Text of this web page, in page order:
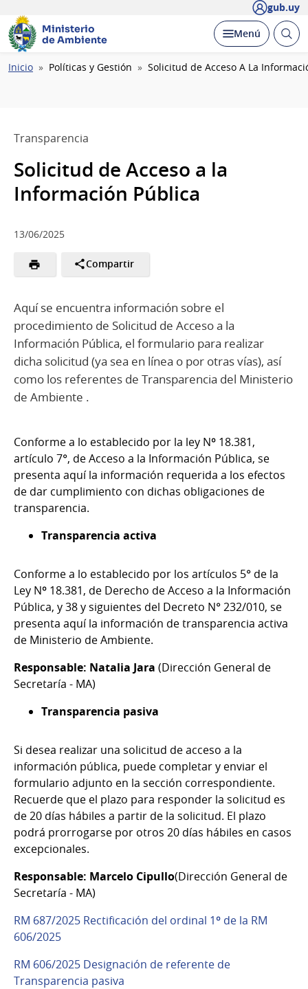
gub.uy
Ministerio
de Ambiente
Desplegar
Menú Abrir
Ruta
Inicio Políticas y Gestión Solicitud de Acceso A La
Transparencia
Solicitud de Acceso a la
Información Pública
13/06/2025
Compartir
Aquí se encuentra información sobre el
procedimiento de Solicitud de Acceso a la
Información Pública, el formulario para realizar
dicha solicitud (ya sea en línea o por otras vías), así
como los referentes de Transparencia del Ministerio
de Ambiente .
Conforme a lo establecido por la ley Nº 18.381,
artículo 7°, de Acceso a la Información Pública, se
presenta aquí la información requerida a los efectos
de dar cumplimiento con dichas obligaciones de
transparencia.
Transparencia activa
Conforme a lo establecido por los artículos 5° de la
Ley Nº 18.381, de Derecho de Acceso a la Información
Pública, y 38 y siguientes del Decreto N° 232/010, se
presenta aquí la información de transparencia activa
de Ministerio de Ambiente.
Responsable: Natalia Jara (Dirección General de
Secretaría - MA)
Transparencia pasiva
Si desea realizar una solicitud de acceso a la
información pública, puede completar y enviar el
formulario adjunto en la sección correspondiente.
Recuerde que el plazo para responder la solicitud es
de 20 días hábiles a partir de la solicitud. El plazo
podrá prorrogarse por otros 20 días hábiles en casos
excepcionales.
Responsable: Marcelo Cipullo(Dirección General de
Secretaría - MA)
RM 687/2025 Rectificación del ordinal 1º de la RM
606/2025
RM 606/2025 Designación de referente de
Transparencia pasiva